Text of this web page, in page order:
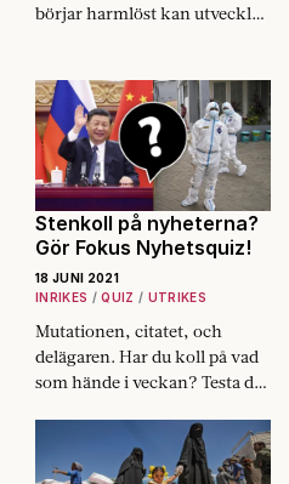
börjar harmlöst kan utvecklas
Stenkoll på nyheterna?
Gör Fokus Nyhetsquiz!
18 JUNI 2021
INRIKES
QUIZ UTRIKES
Mutationen, citatet, och
delägaren. Har du koll på vad
som hände i veckan? Testa dig